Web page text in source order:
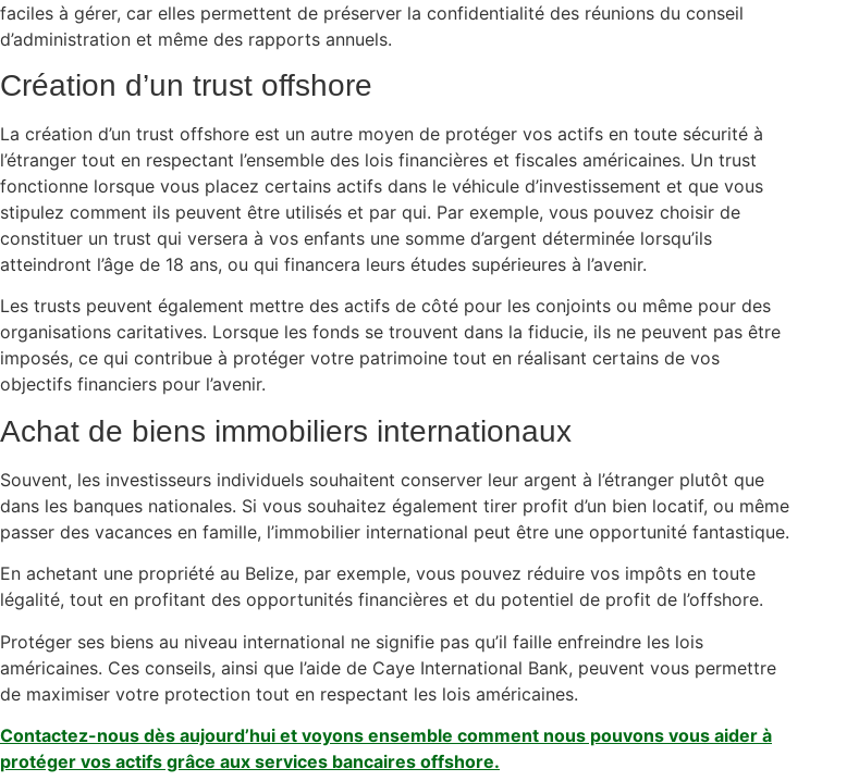
faciles à gérer, car elles permettent de préserver la confidentialité des réunions du conseil
d’administration et même des rapports annuels.
Création d’un trust offshore
La création d’un trust offshore est un autre moyen de protéger vos actifs en toute sécurité à
l’étranger tout en respectant l’ensemble des lois financières et fiscales américaines. Un trust
fonctionne lorsque vous placez certains actifs dans le véhicule d’investissement et que vous
stipulez comment ils peuvent être utilisés et par qui. Par exemple, vous pouvez choisir de
constituer un trust qui versera à vos enfants une somme d’argent déterminée lorsqu’ils
atteindront l’âge de 18 ans, ou qui financera leurs études supérieures à l’avenir.
Les trusts peuvent également mettre des actifs de côté pour les conjoints ou même pour des
organisations caritatives. Lorsque les fonds se trouvent dans la fiducie, ils ne peuvent pas être
imposés, ce qui contribue à protéger votre patrimoine tout en réalisant certains de vos
objectifs financiers pour l’avenir.
Achat de biens immobiliers internationaux
Souvent, les investisseurs individuels souhaitent conserver leur argent à l’étranger plutôt que
dans les banques nationales. Si vous souhaitez également tirer profit d’un bien locatif, ou même
passer des vacances en famille, l’immobilier international peut être une opportunité fantastique.
En achetant une propriété au Belize, par exemple, vous pouvez réduire vos impôts en toute
légalité, tout en profitant des opportunités financières et du potentiel de profit de l’offshore.
Protéger ses biens au niveau international ne signifie pas qu’il faille enfreindre les lois
américaines. Ces conseils, ainsi que l’aide de Caye International Bank, peuvent vous permettre
de maximiser votre protection tout en respectant les lois américaines.
Contactez-nous dès aujourd’hui et voyons ensemble comment nous pouvons vous aider à
protéger vos actifs grâce aux services bancaires offshore.